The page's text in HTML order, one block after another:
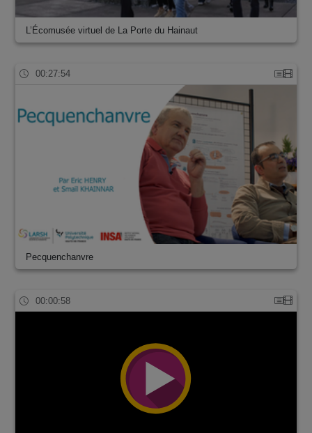
L’Écomusée virtuel de La Porte du Hainaut
00:27:54
Pecquenchanvre
00:00:58